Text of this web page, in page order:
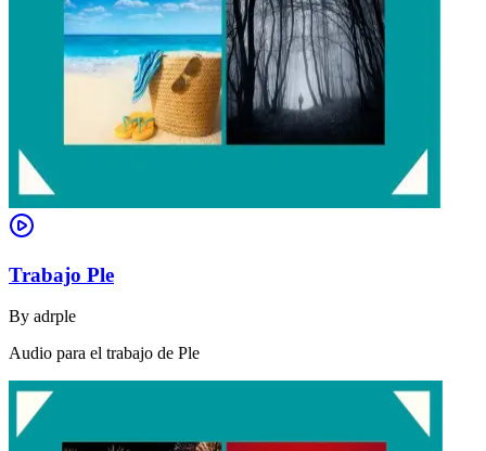
Trabajo Ple
By adrple
Audio para el trabajo de Ple